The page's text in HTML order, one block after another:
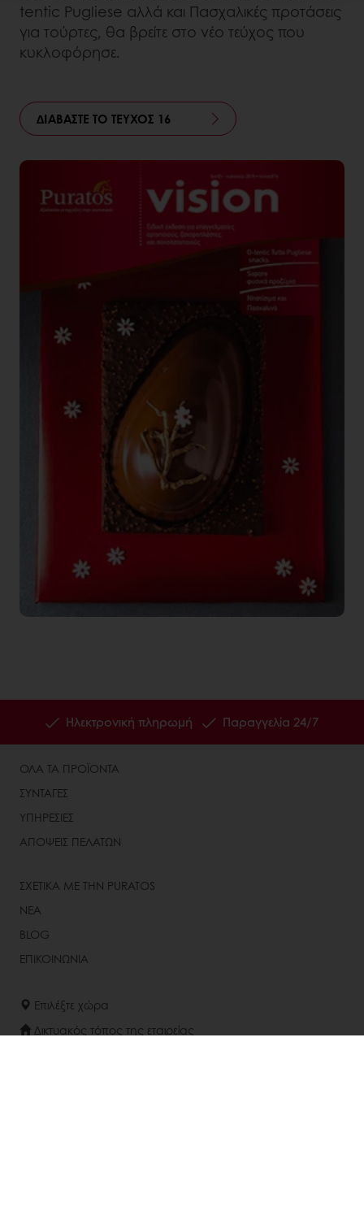
tentic Pugliese αλλά και Πασχαλικές προτάσεις
για τούρτες, θα βρείτε στο νέο τεύχος που
κυκλοφόρησε.
ΔΙΑΒΑΣΤΕ ΤΟ ΤΕΥΧΟΣ 16
Ηλεκτρονική πληρωμή Παραγγελία 24/7
ΟΛΑ ΤΑ ΠΡΟΪΟΝΤΑ
ΣΥΝΤΑΓΕΣ
ΥΠΗΡΕΣΙΕΣ
ΑΠΟΨΕΙΣ ΠΕΛΑΤΩΝ
ΣΧΕΤΙΚΑ ΜΕ ΤΗΝ PURATOS
ΝΕΑ
BLOG
ΕΠΙΚΟΙΝΩΝΙΑ
Επιλέξτε χώρα
Δικτυακός τόπος της εταιρείας